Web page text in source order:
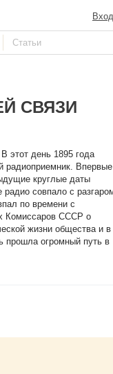
Вход
СВЯЗИ
этот день 1895 года
радиоприемник. Впервые
круглые даты
совпало с
по времени с
Комиссаров СССР о
жизни общества и в
прошла огромный путь в